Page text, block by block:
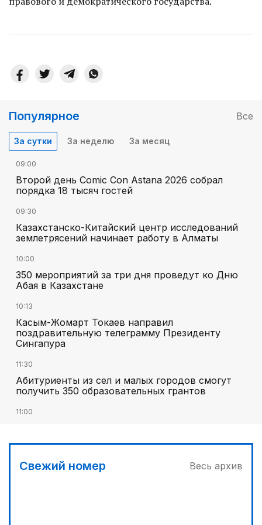
Популярное Все
За сутки За неделю За месяц
09:00
Второй день Comic Con Astana 2026 собрал
порядка 18 тысяч гостей
09:30
Казахстанско-Китайский центр исследований
землетрясений начинает работу в Алматы
10:00
350 мероприятий за три дня проведут ко Дню
Абая в Казахстане
10:13
Касым-Жомарт Токаев направил
поздравительную телеграмму Президенту
Сингапура
11:30
Абитуриенты из сел и малых городов смогут
получить 350 образовательных грантов
11:00
МЧС запустило новые станции мониторинга
Свежий номер Весь архив